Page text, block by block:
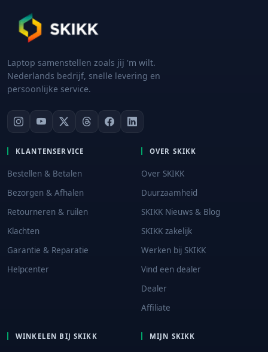
Laptop samenstellen zoals jij 'm wilt.
Nederlands bedrijf, snelle levering en
persoonlijke service.
KLANTENSERVICE
Bestellen & Betalen
Bezorgen & Afhalen
Retourneren & ruilen
Klachten
Garantie & Reparatie
Helpcenter
OVER SKIKK
Over SKIKK
Duurzaamheid
SKIKK Nieuws & Blog
SKIKK zakelijk
Werken bij SKIKK
Vind een dealer
Dealer
Affiliate
WINKELEN BIJ SKIKK MIJN SKIKK